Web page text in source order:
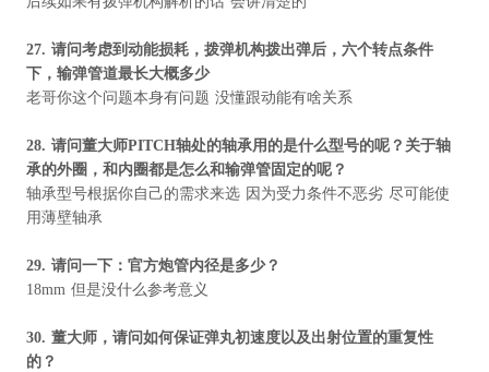
27. 请问考虑到动能损耗，拨弹机构拨出弹后，六个转点条件
下，输弹管道最长大概多少
老哥你这个问题本身有问题 没懂跟动能有啥关系
28. 请问董大师PITCH轴处的轴承用的是什么型号的呢？ 关于轴
承的外圈，和内圈都是怎么和输弹管固定的呢？
轴承型号根据你自己的需求来选 因为受力条件不恶劣 尽可能使
用薄壁轴承
29. 请问一下：官方炮管内径是多少？
18mm 但是没什么参考意义
30. 董大师，请问如何保证弹丸初速度以及出射位置的重复性
的？